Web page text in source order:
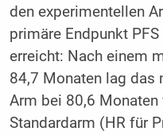
den experimentellen
primäre Endpunkt PFS
erreicht: Nach einem
84,7 Monaten lag das
Arm bei 80,6
Standardarm (HR für